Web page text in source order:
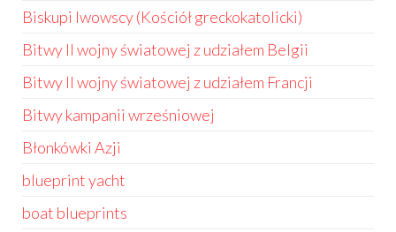
Biskupi lwowscy (Kościół greckokatolicki)
Bitwy II wojny światowej z udziałem Belgii
Bitwy II wojny światowej z udziałem Francji
Bitwy kampanii wrześniowej
Błonkówki Azji
blueprint yacht
boat blueprints